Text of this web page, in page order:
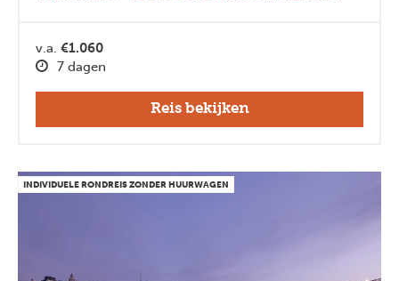
v.a. €1.060
7 dagen
Reis bekijken
INDIVIDUELE RONDREIS ZONDER HUURWAGEN